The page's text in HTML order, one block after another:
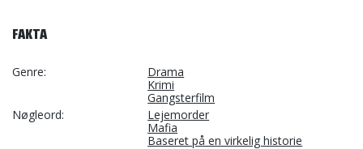
FAKTA
Genre
Drama
Krimi
Gangsterfilm
Nøgleord
Lejemorder
Mafia
Baseret på en virkelig historie